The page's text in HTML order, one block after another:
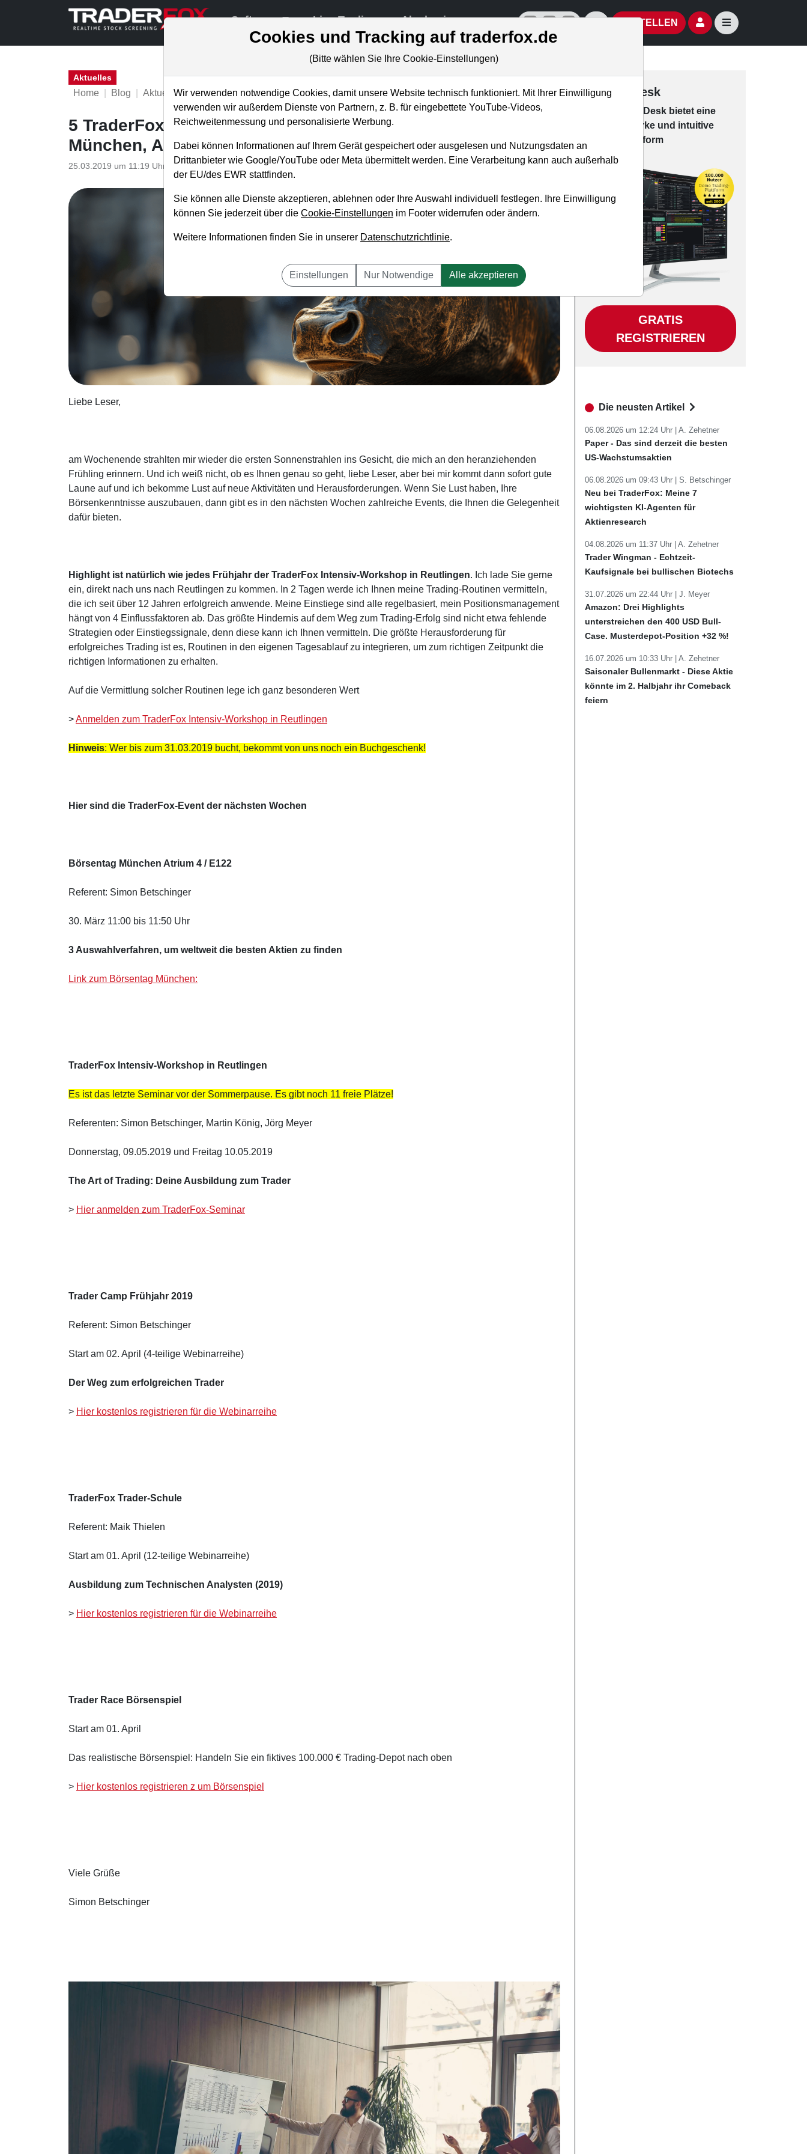
Software Live-Trading Akademie offizielle Social Media-AccountsAktien- und Artikelsuche öffnen
BESTELLEN Seitennavigation
Aktuelles
Home Blog Aktuelles
5 TraderFox-Events in den nächsten 8 Wochen (Vorträge
München, Ausbildungsreihen, Seminare,…)
25.03.2019 um 11:19 Uhr TraderFox GmbH
Liebe Leser,
am Wochenende strahlten mir wieder die ersten Sonnenstrahlen ins Gesicht, die mich an den heranziehenden
Frühling erinnern. Und ich weiß nicht, ob es Ihnen genau so geht, liebe Leser, aber bei mir kommt dann sofort gute
Laune auf und ich bekomme Lust auf neue Aktivitäten und Herausforderungen. Wenn Sie Lust haben, Ihre
Börsenkenntnisse auszubauen, dann gibt es in den nächsten Wochen zahlreiche Events, die Ihnen die Gelegenheit
dafür bieten.
Highlight ist natürlich wie jedes Frühjahr der TraderFox Intensiv-Workshop in Reutlingen. Ich lade Sie gerne
ein, direkt nach uns nach Reutlingen zu kommen. In 2 Tagen werde ich Ihnen meine Trading-Routinen vermitteln,
die ich seit über 12 Jahren erfolgreich anwende. Meine Einstiege sind alle regelbasiert, mein Positionsmanagement
hängt von 4 Einflussfaktoren ab. Das größte Hindernis auf dem Weg zum Trading-Erfolg sind nicht etwa fehlende
Strategien oder Einstiegssignale, denn diese kann ich Ihnen vermitteln. Die größte Herausforderung für
erfolgreiches Trading ist es, Routinen in den eigenen Tagesablauf zu integrieren, um zum richtigen Zeitpunkt die
richtigen Informationen zu erhalten.
Auf die Vermittlung solcher Routinen lege ich ganz besonderen Wert
>Anmelden zum TraderFox Intensiv-Workshop in Reutlingen
Hinweis: Wer bis zum 31.03.2019 bucht, bekommt von uns noch ein Buchgeschenk!
Hier sind die TraderFox-Event der nächsten Wochen
Börsentag München Atrium 4 / E122
Referent: Simon Betschinger
30. März 11:00 bis 11:50 Uhr
3 Auswahlverfahren, um weltweit die besten Aktien zu finden
Link zum Börsentag München:
TraderFox Intensiv-Workshop in Reutlingen
Es ist das letzte Seminar vor der Sommerpause. Es gibt noch 11 freie Plätze!
Referenten: Simon Betschinger, Martin König, Jörg Meyer
Donnerstag, 09.05.2019 und Freitag 10.05.2019
The Art of Trading: Deine Ausbildung zum Trader
> Hier anmelden zum TraderFox-Seminar
Trader Camp Frühjahr 2019
Referent: Simon Betschinger
Start am 02. April (4-teilige Webinarreihe)
Der Weg zum erfolgreichen Trader
> Hier kostenlos registrieren für die Webinarreihe
TraderFox Trader-Schule
Referent: Maik Thielen
Start am 01. April (12-teilige Webinarreihe)
Ausbildung zum Technischen Analysten (2019)
> Hier kostenlos registrieren für die Webinarreihe
Trader Race Börsenspiel
Start am 01. April
Das realistische Börsenspiel: Handeln Sie ein fiktives 100.000 € Trading-Depot nach oben
> Hier kostenlos registrieren z um Börsenspiel
Viele Grüße
Simon Betschinger
Trading-Desk
Desk bie­tet eine
leis­tungs­star­ke und in­tui­tive
Han­dels­platt­form
GRATIS
REGISTRIEREN
Die neusten Artikel
06.08.2026 um 12:24 Uhr | A. Zehetner
Paper - Das sind derzeit die besten
US-Wachstumsaktien
06.08.2026 um 09:43 Uhr | S. Betschinger
Neu bei TraderFox: Meine 7
wichtigsten KI-Agenten für
Aktienresearch
04.08.2026 um 11:37 Uhr | A. Zehetner
Trader Wingman - Echtzeit-
Kaufsignale bei bullischen Biotechs
31.07.2026 um 22:44 Uhr | J. Meyer
Amazon: Drei Highlights
unterstreichen den 400 USD Bull-
Case. Musterdepot-Position +32 %!
16.07.2026 um 10:33 Uhr | A. Zehetner
Saisonaler Bullenmarkt - Diese Aktie
könnte im 2. Halbjahr ihr Comeback
feiern
Cookies und Tracking auf traderfox.de
(Bitte wählen Sie Ihre Cookie-Einstellungen)
Wir verwenden notwendige Cookies, damit unsere Website technisch funktioniert. Mit Ihrer Einwilligung
verwenden wir außerdem Dienste von Partnern, z. B. für eingebettete YouTube-Videos,
Reichweitenmessung und personalisierte Werbung.
Dabei können Informationen auf Ihrem Gerät gespeichert oder ausgelesen und Nutzungsdaten an
Drittanbieter wie Google/YouTube oder Meta übermittelt werden. Eine Verarbeitung kann auch außerhalb
der EU/des EWR stattfinden.
Sie können alle Dienste akzeptieren, ablehnen oder Ihre Auswahl individuell festlegen. Ihre Einwilligung
können Sie jederzeit über die Cookie-Einstellungen im Footer widerrufen oder ändern.
Weitere Informationen finden Sie in unserer Datenschutzrichtlinie.
Einstellungen Nur Notwendige Alle akzeptieren